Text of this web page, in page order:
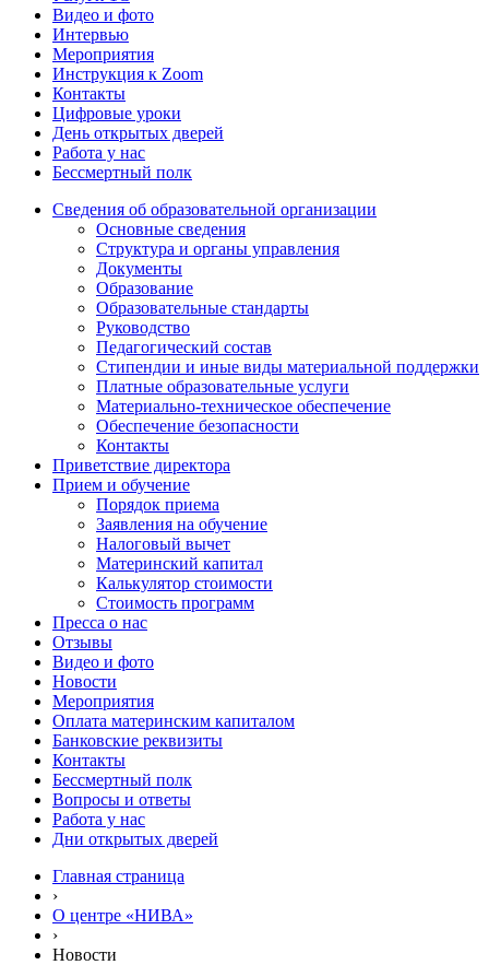
Видео и фото
Интервью
Мероприятия
Инструкция к Zoom
Контакты
Цифровые уроки
День открытых дверей
Работа у нас
Бессмертный полк
Сведения об образовательной организации
Основные сведения
Структура и органы управления
Документы
Образование
Образовательные стандарты
Руководство
Педагогический состав
Стипендии и иные виды материальной поддержки
Платные образовательные услуги
Материально-техническое обеспечение
Обеспечение безопасности
Контакты
Приветствие директора
Прием и обучение
Порядок приема
Заявления на обучение
Налоговый вычет
Материнский капитал
Калькулятор стоимости
Стоимость программ
Пресса о нас
Отзывы
Видео и фото
Новости
Мероприятия
Оплата материнским капиталом
Банковские реквизиты
Контакты
Бессмертный полк
Вопросы и ответы
Работа у нас
Дни открытых дверей
Главная страница
›
О центре «НИВА»
›
Новости